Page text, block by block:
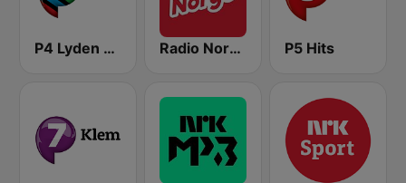
P4 Lyden av Norge Radio Norge P5 Hits